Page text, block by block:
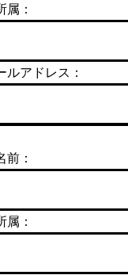
：
アドレス：
：
：